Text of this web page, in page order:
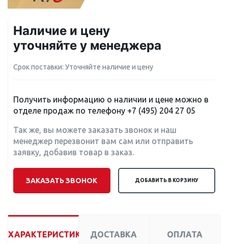
Наличие и цену
уточняйте у менеджера
Срок поставки: Уточняйте наличие и цену
Получить информацию о наличии и цене можно в
отделе продаж по телефону +7 (495) 204 27 05
Так же, вы можете заказать звонок и наш
менеджер перезвонит вам сам или отправить
заявку, добавив товар в заказ.
ЗАКАЗАТЬ ЗВОНОК ДОБАВИТЬ В КОРЗИНУ
ХАРАКТЕРИСТИКИ ДОСТАВКА ОПЛАТА